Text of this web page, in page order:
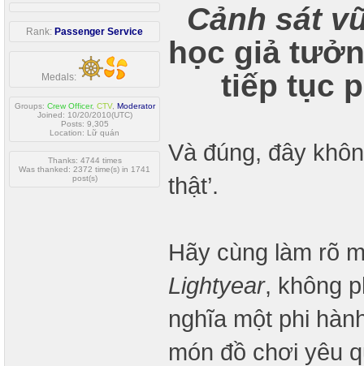
Rank: Passenger Service
Medals:
Groups: Crew Officer, CTV, Moderator
Joined: 10/20/2010(UTC)
Posts: 9,305
Location: Lữ quán
Thanks: 4744 times
Was thanked: 2372 time(s) in 1741
post(s)
Cảnh sát
học giả
tiếp tục
Và đúng, đây
thật’.
Hãy cùng làm rõ
Lightyear, không
nghĩa một phi
món đồ chơi yêu